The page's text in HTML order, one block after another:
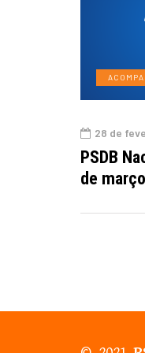
28 de
PSDB
de março